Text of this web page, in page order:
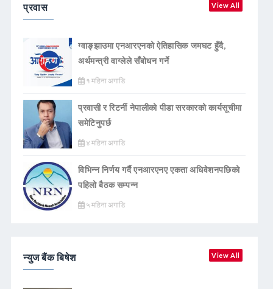
प्रवास View All
ग्वाङ्झाउमा एनआरएनको ऐतिहासिक जमघट हुँदै,
अर्थमन्त्री वाग्लेले सँबोधन गर्ने
१ महिना अगाडि
प्रवासी र रिटर्नी नेपालीको पीडा सरकारको कार्यसूचीमा
समेटिनुपर्छ
४ महिना अगाडि
विभिन्न निर्णय गर्दै एनआरएनए एकता अधिवेशनपछिको
पहिलो बैठक सम्पन्न
५ महिना अगाडि
न्युज बैंक बिषेश View All